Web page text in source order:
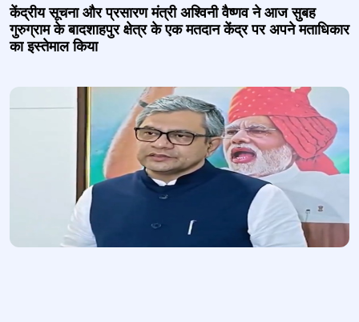
केंद्रीय सूचना और प्रसारण मंत्री अश्विनी वैष्णव ने आज सुबह
गुरुग्राम के बादशाहपुर क्षेत्र के एक मतदान केंद्र पर अपने मताधिकार
का इस्तेमाल किया